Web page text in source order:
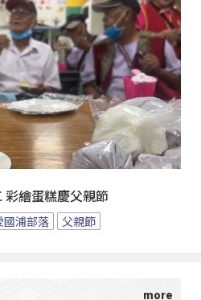
彩繪蛋糕慶父親節
國浦部落 父親節